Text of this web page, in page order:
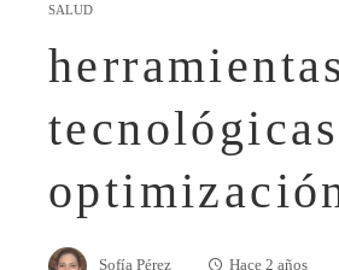
SALUD
herramientas
Sofía Pérez Hace 2 años